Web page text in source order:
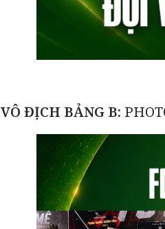
VÔ ĐỊCH BẢNG B: